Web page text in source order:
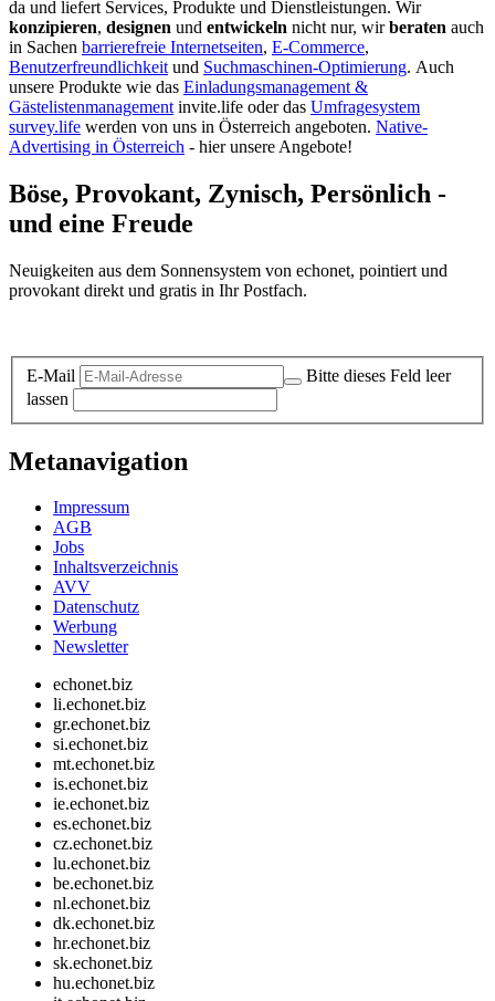
da und liefert Services, Produkte und Dienstleistungen. Wir
konzipieren, designen und entwickeln nicht nur, wirberaten auch
in Sachen barrierefreie Internetseiten, E-Commerce,
Benutzerfreundlichkeit und Suchmaschinen-Optimierung. Auch
unsere Produkte wie das Einladungsmanagement &
Gästelistenmanagement invite.life oder das Umfragesystem
survey.life werden von uns in Österreich angeboten. Native-
Advertising in Österreich - hier unsere Angebote!
Böse, Provokant, Zynisch, Persönlich -
und eine Freude
Neuigkeiten aus dem Sonnensystem von echonet, pointiert und
provokant direkt und gratis in Ihr Postfach.
E-Mail
Bitte dieses Feld leer
lassen
Metanavigation
Impressum
AGB
Jobs
Inhaltsverzeichnis
AVV
Datenschutz
Werbung
Newsletter
echonet.biz
li.echonet.biz
gr.echonet.biz
si.echonet.biz
mt.echonet.biz
is.echonet.biz
ie.echonet.biz
es.echonet.biz
cz.echonet.biz
lu.echonet.biz
be.echonet.biz
nl.echonet.biz
dk.echonet.biz
hr.echonet.biz
sk.echonet.biz
hu.echonet.biz